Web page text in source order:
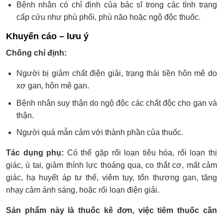
Bệnh nhân có chỉ định của bác sĩ trong các tình trạng
cấp cứu như phù phổi, phù não hoặc ngộ độc thuốc.
Khuyến cáo – lưu ý
Chống chỉ định:
Người bị giảm chất điện giải, trạng thái tiền hôn mê do
xơ gan, hôn mê gan.
Bệnh nhân suy thận do ngộ độc các chất độc cho gan và
thận.
Người quá mẫn cảm với thành phần của thuốc.
Tác dụng phụ: Có thể gặp rối loạn tiêu hóa, rối loạn thị
giác, ù tai, giảm thính lực thoáng qua, co thắt cơ, mất cảm
giác, hạ huyết áp tư thế, viêm tụy, tổn thương gan, tăng
nhạy cảm ánh sáng, hoặc rối loạn điện giải.
Sản phẩm này là thuốc kê đơn, việc tiêm thuốc cần